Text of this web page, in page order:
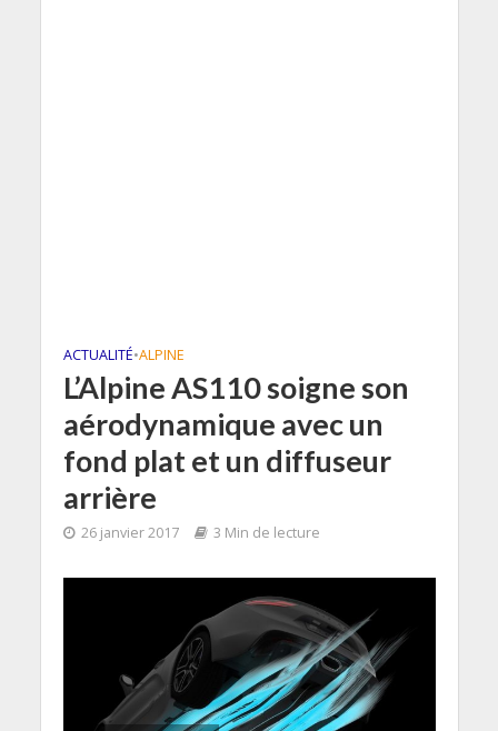
ACTUALITÉ•ALPINE
L’Alpine AS110 soigne son
aérodynamique avec un
fond plat et un diffuseur
arrière
26 janvier 2017 3 Min de lecture